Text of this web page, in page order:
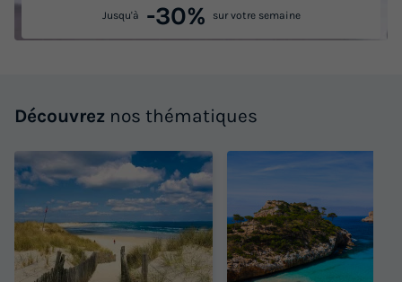
Jusqu'à -30% sur votre semaine
Découvrez nos thématiques